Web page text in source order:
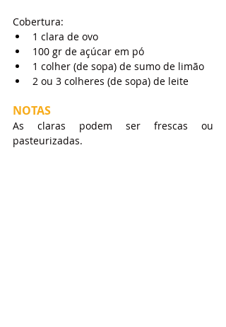
Cobertura:
1 clara de ovo
100 gr de açúcar em pó
1 colher (de sopa) de sumo de limão
2 ou 3 colheres (de sopa) de leite
NOTAS
As claras podem ser frescas ou
pasteurizadas.